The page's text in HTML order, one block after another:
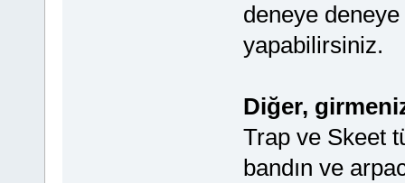
deneye
yapabilirsiniz.
Diğer,
Trap ve Skeet
bandın ve